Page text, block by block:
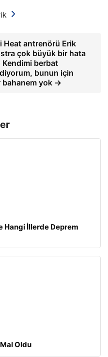
Heat antrenörü Erik
çok büyük bir hata
Kendimi berbat
bunun için
bahanem yok →
Hangi İllerde Deprem
Mal Oldu